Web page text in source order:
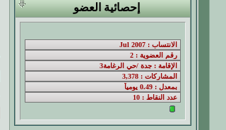
إحصائية العضو